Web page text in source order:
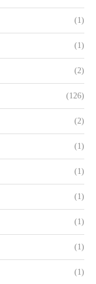
(1)
(1)
(2)
(126)
(2)
(1)
(1)
(1)
(1)
(1)
(1)